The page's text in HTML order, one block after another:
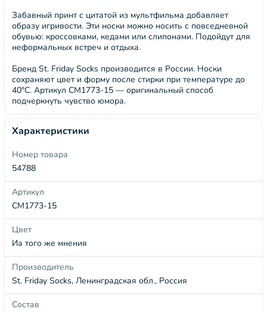
Забавный принт с цитатой из мультфильма добавляет
образу игривости. Эти носки можно носить с повседневной
обувью: кроссовками, кедами или слипонами. Подойдут для
неформальных встреч и отдыха.
Бренд St. Friday Socks производится в России. Носки
сохраняют цвет и форму после стирки при температуре до
40°C. Артикул СМ1773-15 — оригинальный способ
подчеркнуть чувство юмора.
Характеристики
Номер товара
54788
Артикул
СМ1773-15
Цвет
Иа того же мнения
Производитель
St. Friday Socks, Ленинградская обл., Россия
Состав